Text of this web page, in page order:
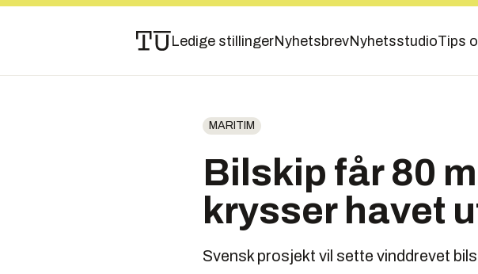
Ledige stillingerNyhetsbrevNyhetsstudioTips
MARITIM
Bilskip får 80
krysser havet
Svensk prosjekt vil sette vinddrevet